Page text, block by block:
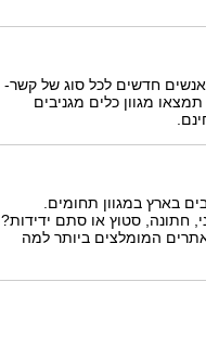
אנשים חדשים לכל סוג של קשר-
מגוון כלים מגניבים
הכי טובים בארץ במגוון תחומים.
חתונה, סטוץ או סתם ידידות?
המומלצים ביותר למה